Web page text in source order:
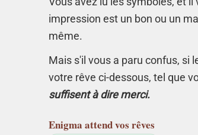
impression est un bon ou un
même.
Mais s'il vous a paru confus, si
votre rêve ci-dessous, tel que
suffisent à dire merci.
Enigma attend vos rêves